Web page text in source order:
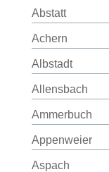
Abstatt
Achern
Albstadt
Allensbach
Ammerbuch
Appenweier
Aspach